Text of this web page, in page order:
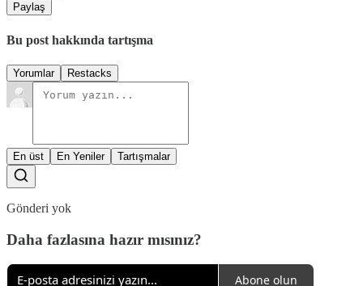
Paylaş
Bu post hakkında tartışma
Yorumlar Restacks
En üst En Yeniler Tartışmalar
Gönderi yok
Daha fazlasına hazır mısınız?
Abone olun